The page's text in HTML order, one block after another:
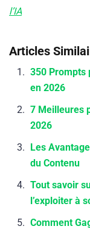
l’IA
Articles
350 Prompts
en 2026
7 Meilleures
2026
Les
du Contenu
Tout savoir
l’exploiter à
Comment